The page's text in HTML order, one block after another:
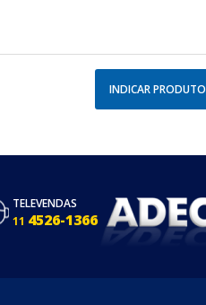
INDICAR PRODUTO
TELEVENDAS
11 4526-1366